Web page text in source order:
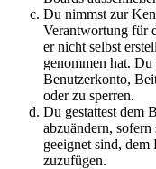
Du nimmst zur
Verantwortung für
er nicht selbst
genommen hat. Du
Benutzerkonto,
oder zu sperren.
Du gestattest dem
abzuändern,
geeignet sind, dem
zuzufügen.